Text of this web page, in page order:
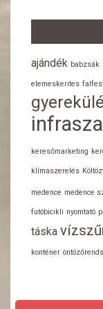
ajándék babzsák
elemeskerites
keresőmarketing
klímaszerelés
medence medence
futóbicikli nyomtató
táska
konténer